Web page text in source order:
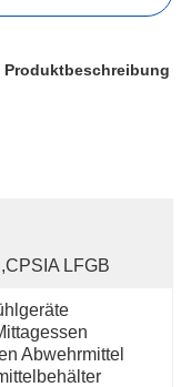
Produktbeschreibung
LFGB
Abwehrmittel